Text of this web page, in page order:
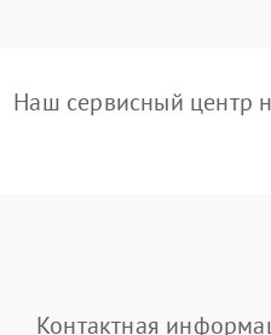
Наш сервисный центр
Контактная